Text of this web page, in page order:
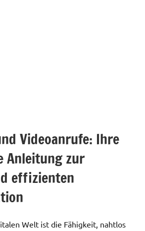
Videoanrufe: Ihre
Anleitung zur
effizienten
Welt ist die Fähigkeit, nahtlos